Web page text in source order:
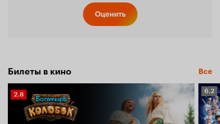
Оценить
Билеты в кино Все
Рейтинг
Кинопоиска
2.8
6.2
6.2